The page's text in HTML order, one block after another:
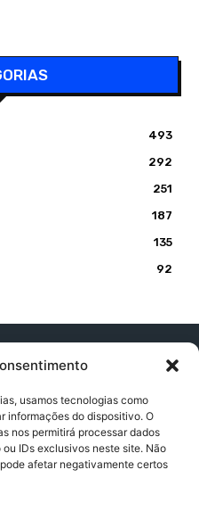
usamos tecnologias como
informações do dispositivo. O
nos permitirá processar dados
IDs exclusivos neste site. Não
afetar negativamente certos
493
292
251
187
135
92